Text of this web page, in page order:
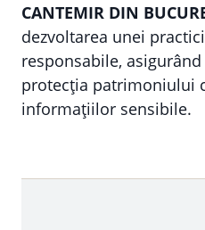
CANTEMIR DIN
dezvoltarea unei
responsabile,
protecția patrimoniului
informațiilor sensibile.